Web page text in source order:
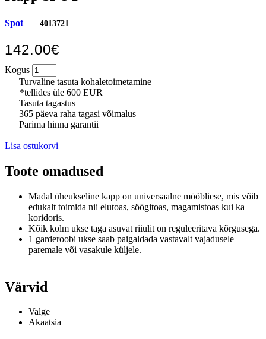
Spot 4013721
142.00€
Kogus
Turvaline tasuta kohaletoimetamine
*tellides üle 600 EUR
Tasuta tagastus
365 päeva raha tagasi võimalus
Parima hinna garantii
Lisa ostukorvi
Toote omadused
Madal üheukseline kapp on universaalne mööbliese, mis võib
edukalt toimida nii elutoas, söögitoas, magamistoas kui ka
koridoris.
Kõik kolm ukse taga asuvat riiulit on reguleeritava kõrgusega.
1 garderoobi ukse saab paigaldada vastavalt vajadusele
paremale või vasakule küljele.
Värvid
Valge
Akaatsia